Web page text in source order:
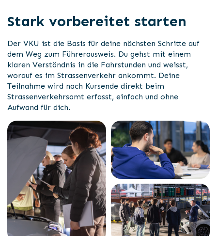
Stark vorbereitet starten
Der VKU ist die Basis für deine nächsten Schritte auf
dem Weg zum Führerausweis. Du gehst mit einem
klaren Verständnis in die Fahrstunden und weisst,
worauf es im Strassenverkehr ankommt. Deine
Teilnahme wird nach Kursende direkt beim
Strassenverkehrsamt erfasst, einfach und ohne
Aufwand für dich.